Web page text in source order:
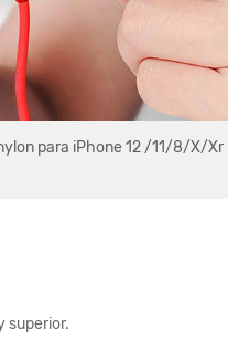
para iPhone 12 /11/8/X/Xr
superior.